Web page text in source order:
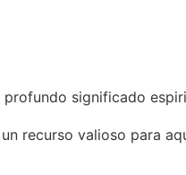
significado
recurso valioso para